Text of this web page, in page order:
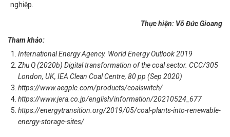
nghiệp.
Thực hiện: Võ Đức Gioang
Tham khảo:
International Energy Agency. World Energy Outlook 2019
Zhu Q (2020b) Digital transformation of the coal sector. CCC/305
London, UK, IEA Clean Coal Centre, 80 pp (Sep 2020)
https://www.aegplc.com/products/coalswitch/
https://www.jera.co.jp/english/information/20210524_677
https://energytransition.org/2019/05/coal-plants-into-renewable-
energy-storage-sites/